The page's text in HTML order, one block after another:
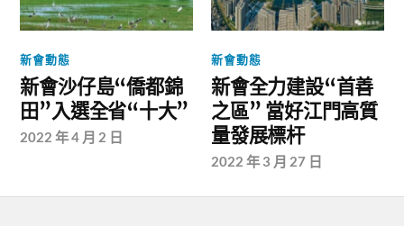
新會動態
新會沙仔島“僑都錦
田”入選全省“十大”
2022 年 4 月 2 日
新會動態
新會全力建設“首善
之區” 當好江門高質
量發展標杆
2022 年 3 月 27 日